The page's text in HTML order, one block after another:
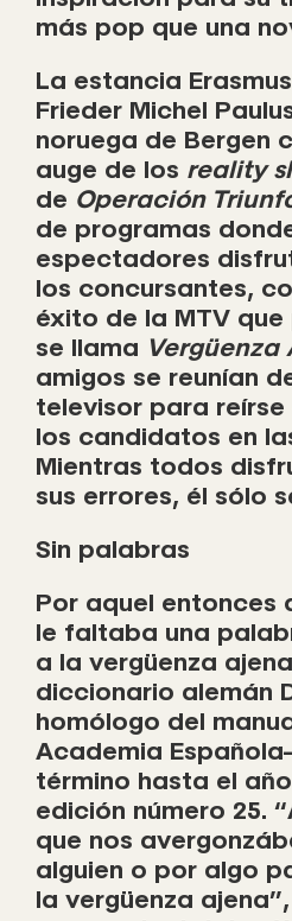
más pop que una
La estancia
Frieder Michel
noruega de Bergen
auge de los reality
de Operación
de programas
espectadores
los concursantes,
éxito de la MTV
se llama Vergüenza
amigos se reunían
televisor para
los candidatos en
Mientras todos
sus errores, él sólo
Sin palabras
Por aquel entonces
le faltaba una
a la vergüenza
diccionario alemán
homólogo del
Academia
término hasta el año
edición número 25.
que nos
alguien o por algo
la vergüenza